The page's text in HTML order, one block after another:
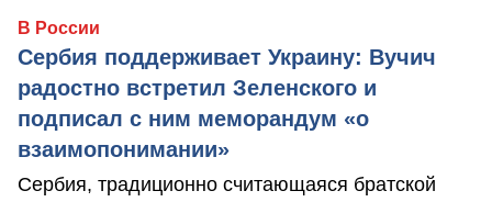
В России
Сербия поддерживает Украину: Вучич
радостно встретил Зеленского и
подписал с ним меморандум «о
взаимопонимании»
Сербия, традиционно считающаяся братской